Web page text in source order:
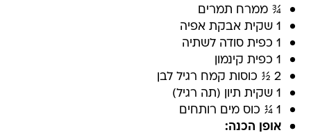
¾ ממרח תמרים
1 שקית אבקת אפיה
1 כפית סודה לשתיה
1 כפית קינמון
2 ½ כוסות קמח רגיל לבן
1 שקית תיון (תה רגיל)
1 ¼ כוס מים רותחים
אופן הכנה: